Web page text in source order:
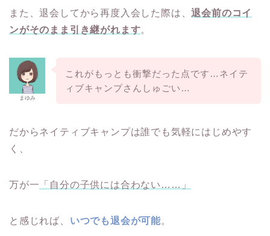
また、退会してから再度入会した際は、退会前のコイ
ンがそのまま引き継がれます。
まゆみ
これがもっとも衝撃だった点です…ネイテ
ィブキャンプさんしゅごい…
だからネイティブキャンプは誰でも気軽にはじめやす
く、
万が一 「自分の子供には合わない……」
と感じれば、 いつでも退会が可能。